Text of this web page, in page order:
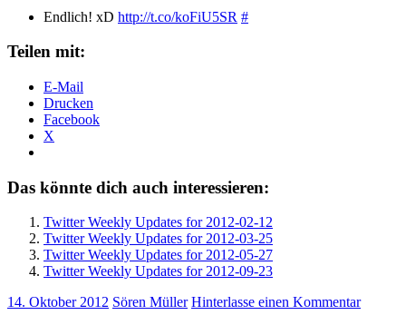
Endlich! xD http://t.co/koFiU5SR #
Teilen mit:
E-Mail
Drucken
Facebook
X
Das könnte dich auch interessieren:
Twitter Weekly Updates for 2012-02-12
Twitter Weekly Updates for 2012-03-25
Twitter Weekly Updates for 2012-05-27
Twitter Weekly Updates for 2012-09-23
14. Oktober 2012 Sören Müller Hinterlasse einen Kommentar